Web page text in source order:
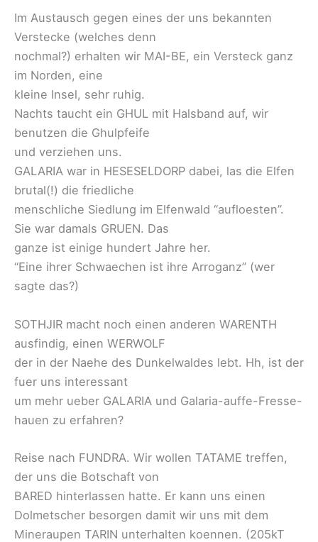
Im Austausch gegen eines der uns bekannten
Verstecke (welches denn
nochmal?) erhalten wir MAI-BE, ein Versteck ganz
im Norden, eine
kleine Insel, sehr ruhig.
Nachts taucht ein GHUL mit Halsband auf, wir
benutzen die Ghulpfeife
und verziehen uns.
GALARIA war in HESESELDORP dabei, las die Elfen
brutal(!) die friedliche
menschliche Siedlung im Elfenwald “aufloesten”.
Sie war damals GRUEN. Das
ganze ist einige hundert Jahre her.
“Eine ihrer Schwaechen ist ihre Arroganz” (wer
sagte das?)
SOTHJIR macht noch einen anderen WARENTH
ausfindig, einen WERWOLF
der in der Naehe des Dunkelwaldes lebt. Hh, ist der
fuer uns interessant
um mehr ueber GALARIA und Galaria-auffe-Fresse-
hauen zu erfahren?
Reise nach FUNDRA. Wir wollen TATAME treffen,
der uns die Botschaft von
BARED hinterlassen hatte. Er kann uns einen
Dolmetscher besorgen damit wir uns mit dem
Mineraupen TARIN unterhalten koennen. (205kT